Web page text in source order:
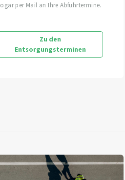
per Mail an Ihre Abfuhrtermine.
Zu den
Entsorgungsterminen